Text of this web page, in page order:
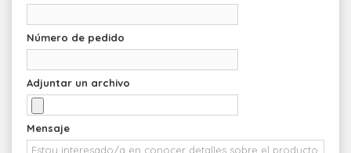
Número de pedido
Adjuntar un archivo
Mensaje